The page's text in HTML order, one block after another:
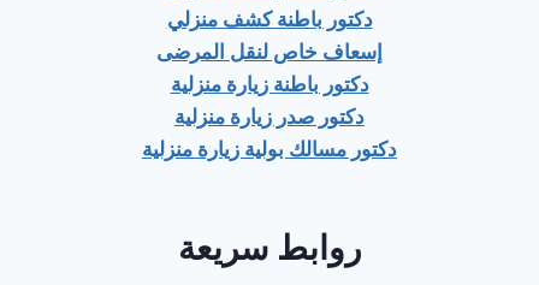
دكتور باطنة كشف منزلي
إسعاف خاص لنقل المرضى
دكتور باطنة زيارة منزلية
دكتور صدر زيارة منزلية
دكتور مسالك بولية زيارة منزلية
روابط سريعة